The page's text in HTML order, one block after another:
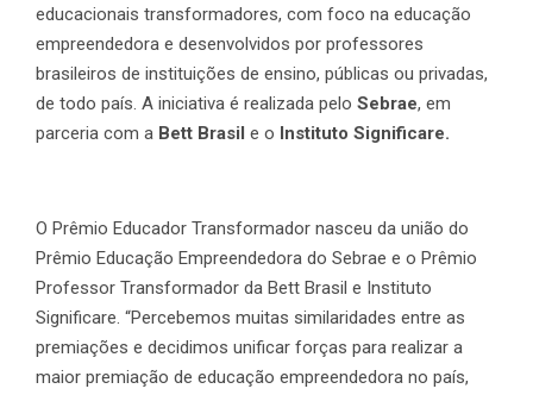
educacionais transformadores, com foco na educação
empreendedora e desenvolvidos por professores
brasileiros de instituições de ensino, públicas ou privadas,
de todo país. A iniciativa é realizada pelo Sebrae, em
parceria com a Bett Brasil e o Instituto Significare.
O Prêmio Educador Transformador nasceu da união do
Prêmio Educação Empreendedora do Sebrae e o Prêmio
Professor Transformador da Bett Brasil e Instituto
Significare. “Percebemos muitas similaridades entre as
premiações e decidimos unificar forças para realizar a
maior premiação de educação empreendedora no país,